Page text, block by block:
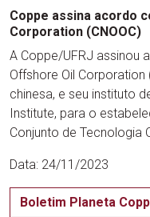
Coppe assina acordo
Corporation (CNOOC)
A Coppe/UFRJ assinou
Offshore Oil Corporation
chinesa, e seu instituto
Institute, para o
Conjunto de Tecnologia
Data: 24/11/2023
Boletim Planeta